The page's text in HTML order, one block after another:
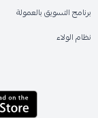
برنامج التسويق بالعمولة
نظام الولاء